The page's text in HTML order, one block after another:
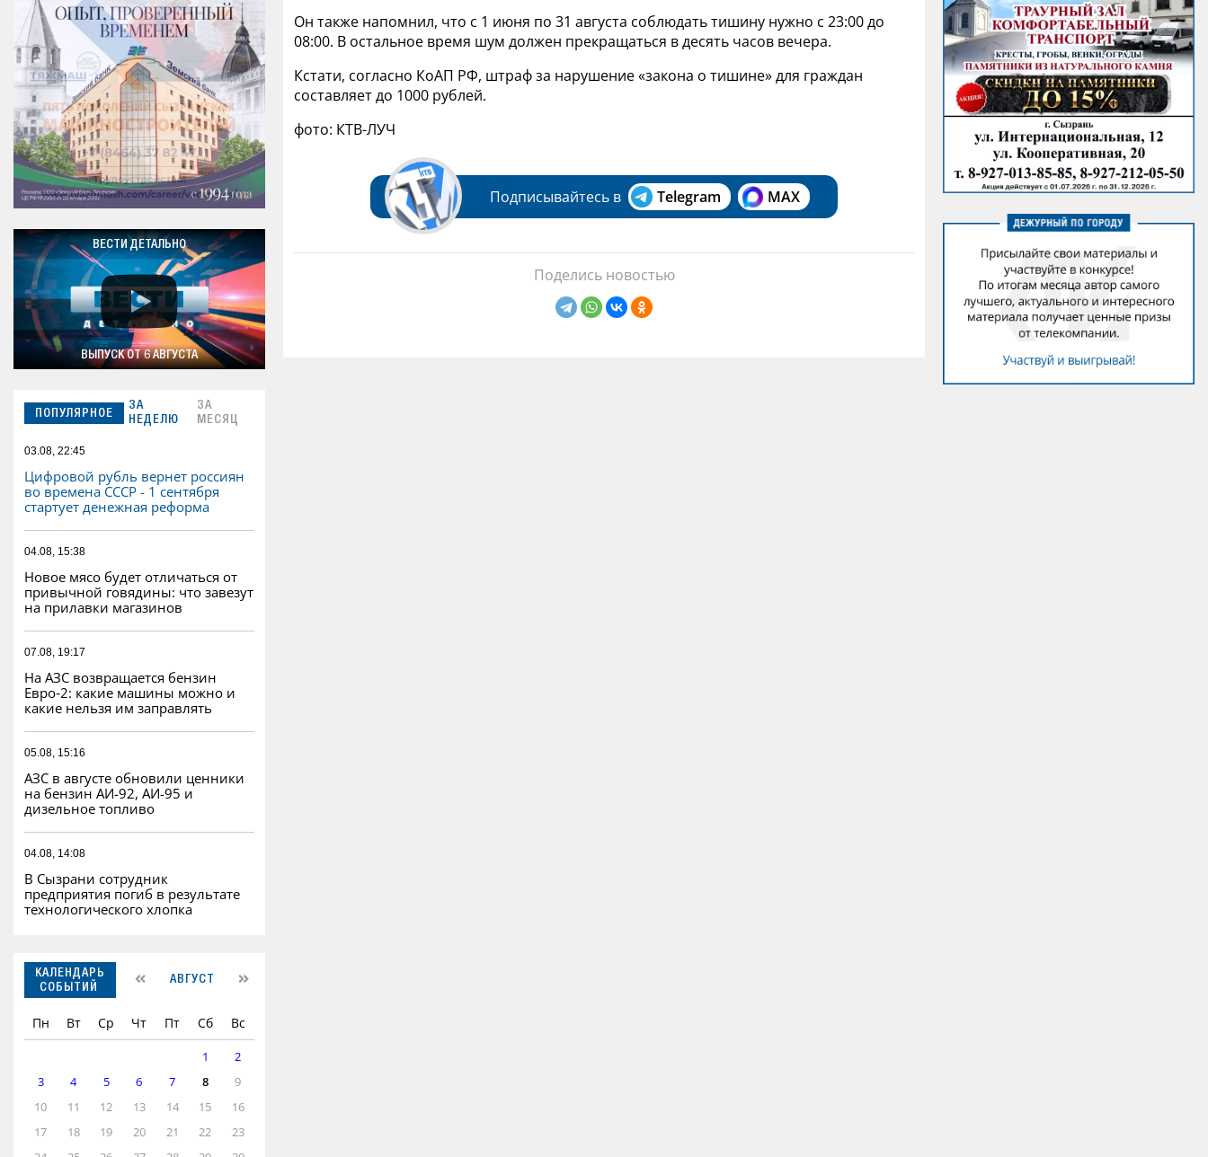
ВЕСТИ ДЕТАЛЬНО
ВЫПУСК ОТ 6 АВГУСТА
ПОПУЛЯРНОЕ
ЗА
НЕДЕЛЮ
ЗА
МЕСЯЦ
03.08, 22:45
Цифровой рубль вернет россиян
во времена СССР - 1 сентября
стартует денежная реформа
04.08, 15:38
Новое мясо будет отличаться от
привычной говядины: что завезут
на прилавки магазинов
07.08, 19:17
На АЗС возвращается бензин
Евро‑2: какие машины можно и
какие нельзя им заправлять
05.08, 15:16
АЗС в августе обновили ценники
на бензин АИ-92, АИ-95 и
дизельное топливо
04.08, 14:08
В Сызрани сотрудник
предприятия погиб в результате
технологического хлопка
КАЛЕНДАРЬ
СОБЫТИЙ
АВГУСТ
Пн Вт Ср Чт Пт Сб Вс
1
2
3
4 5 6 7 8
9
10
11 12 13 14 15
16
17
18 19 20 21 22
23
Он также напомнил, что с 1 июня по 31 августа соблюдать тишину нужно с 23:00 до
08:00. В остальное время шум должен прекращаться в десять часов вечера.
Кстати, согласно КоАП РФ, штраф за нарушение «закона о тишине» для граждан
составляет до 1000 рублей.
фото: КТВ-ЛУЧ
Подписывайтесь в Telegram MAX
Поделись новостью